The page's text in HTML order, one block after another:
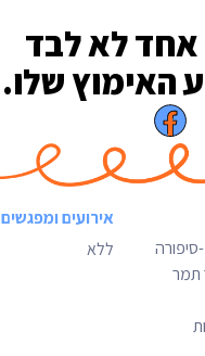
לא לבד
האימוץ שלו.
תמר
אירועים ומפגשים
ללא